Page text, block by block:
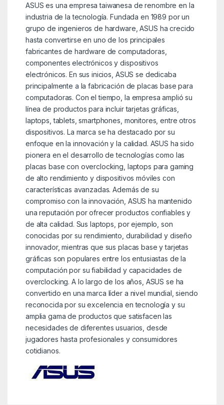
ASUS es una empresa taiwanesa de renombre en la
industria de la tecnología. Fundada en 1989 por un
grupo de ingenieros de hardware, ASUS ha crecido
hasta convertirse en uno de los principales
fabricantes de hardware de computadoras,
componentes electrónicos y dispositivos
electrónicos. En sus inicios, ASUS se dedicaba
principalmente a la fabricación de placas base para
computadoras. Con el tiempo, la empresa amplió su
línea de productos para incluir tarjetas gráficas,
laptops, tablets, smartphones, monitores, entre otros
dispositivos. La marca se ha destacado por su
enfoque en la innovación y la calidad. ASUS ha sido
pionera en el desarrollo de tecnologías como las
placas base con overclocking, laptops para gaming
de alto rendimiento y dispositivos móviles con
características avanzadas. Además de su
compromiso con la innovación, ASUS ha mantenido
una reputación por ofrecer productos confiables y
de alta calidad. Sus laptops, por ejemplo, son
conocidas por su rendimiento, durabilidad y diseño
innovador, mientras que sus placas base y tarjetas
gráficas son populares entre los entusiastas de la
computación por su fiabilidad y capacidades de
overclocking. A lo largo de los años, ASUS se ha
convertido en una marca líder a nivel mundial, siendo
reconocida por su excelencia en tecnología y su
amplia gama de productos que satisfacen las
necesidades de diferentes usuarios, desde
jugadores hasta profesionales y consumidores
cotidianos.